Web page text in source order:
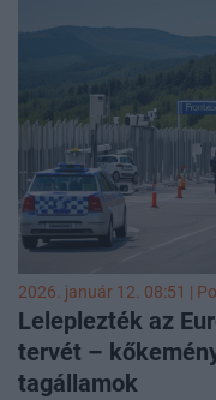
állam pénzügyi
migrációs nyomás
Európai Unió
kevesebb illegális
korábban.
2026. január 12. 08:51 |
Leleplezték az
tervét –
tagállamok